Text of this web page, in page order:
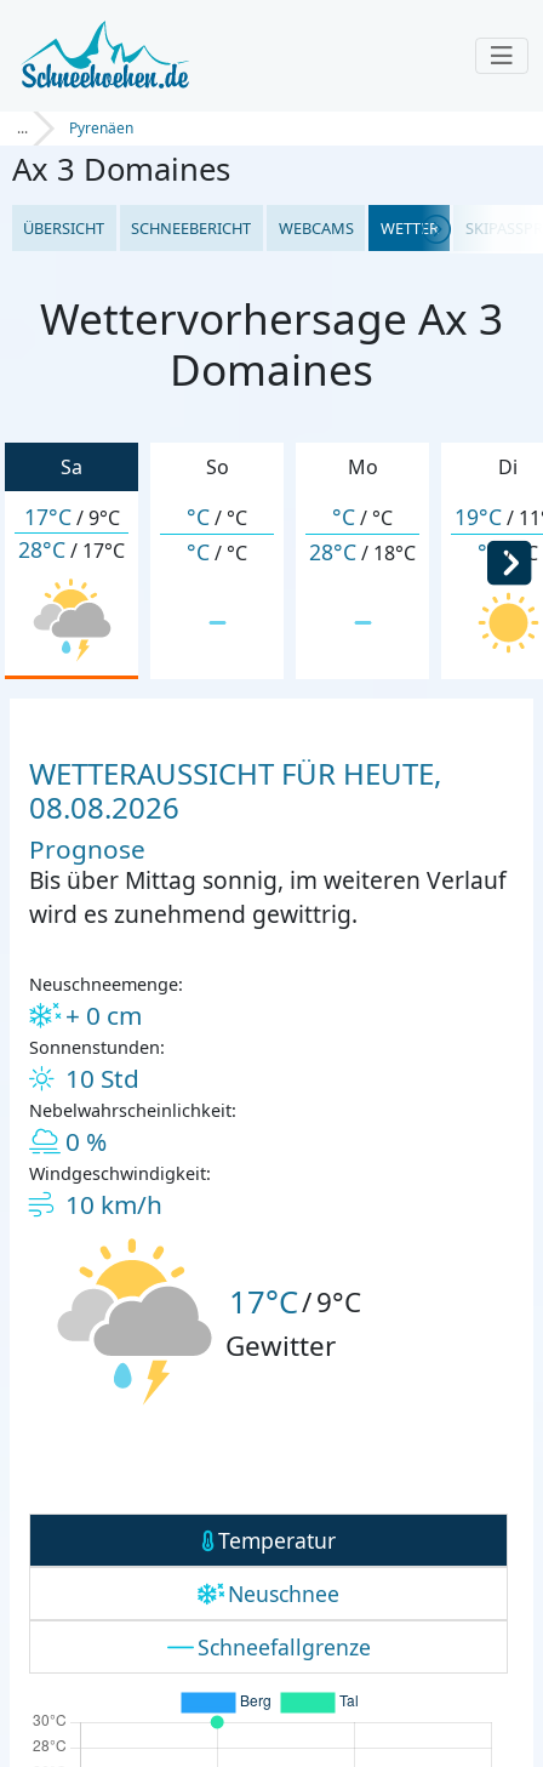
... Pyrenäen
Ax 3 Domaines
ÜBERSICHT SCHNEEBERICHT WEBCAMS WETTER
Wettervorhersage Ax 3
Domaines
Sa
17°C/9°C
28°C/ 17°C
So
°C/ °C
°C/ °C
Mo
°C/ °C
28°C/ 18°C
Di
19°C/
°C / °C
WETTERAUSSICHT FÜR HEUTE,
08.08.2026
Prognose
Bis über Mittag sonnig, im weiteren Verlauf
wird es zunehmend gewittrig.
Neuschneemenge:
+ 0 cm
Sonnenstunden:
10 Std
Nebelwahrscheinlichkeit:
0 %
Windgeschwindigkeit:
10 km/h
17°C/9°C
Gewitter
Temperatur
Neuschnee
Schneefallgrenze